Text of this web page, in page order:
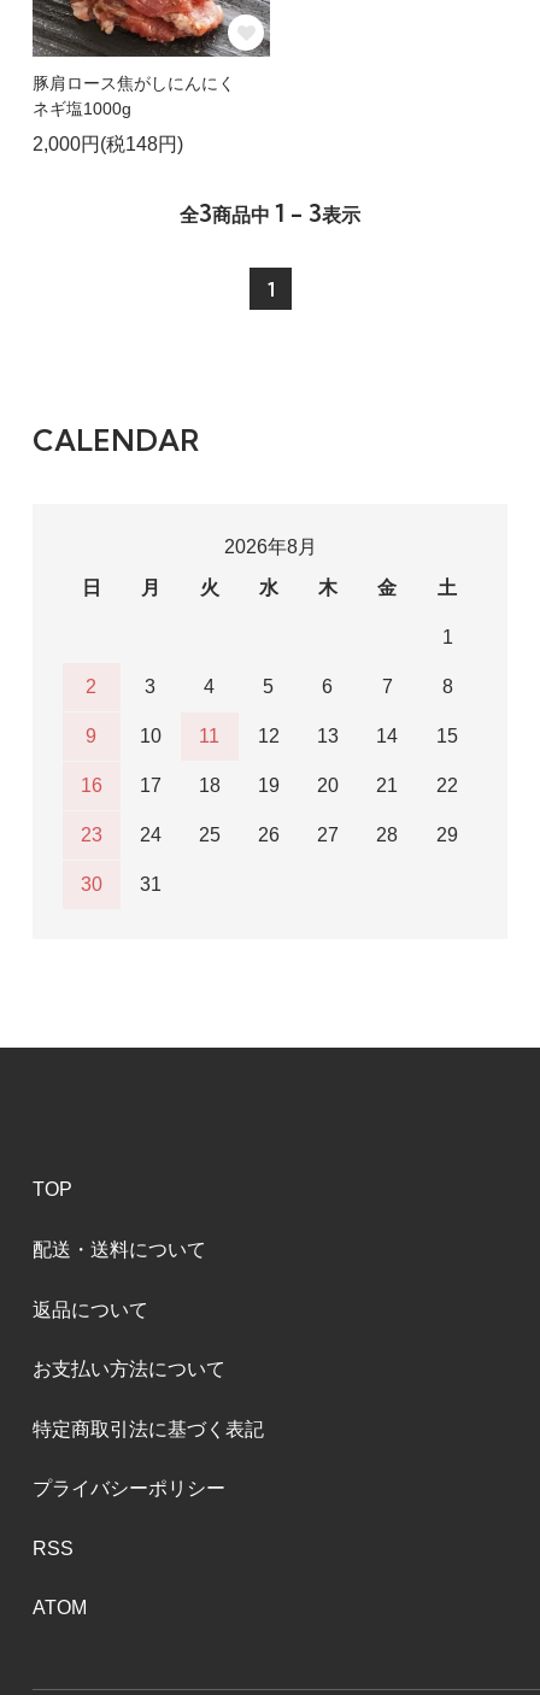
豚肩ロース焦がしにんにく
ネギ塩1000g
2,000円(税148円)
全3商品中 1 - 3表示
1
CALENDAR
2026年8月
日
月 火 水 木 金 土
1
2 3 4 5 6 7 8
9 10 11 12 13 14 15
16 17 18 19 20 21 22
23 24 25 26 27 28 29
30 31
TOP
配送・送料について
返品について
お支払い方法について
特定商取引法に基づく表記
プライバシーポリシー
RSS
ATOM